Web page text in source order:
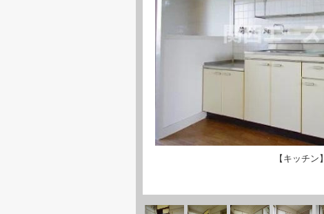
【キッチン】